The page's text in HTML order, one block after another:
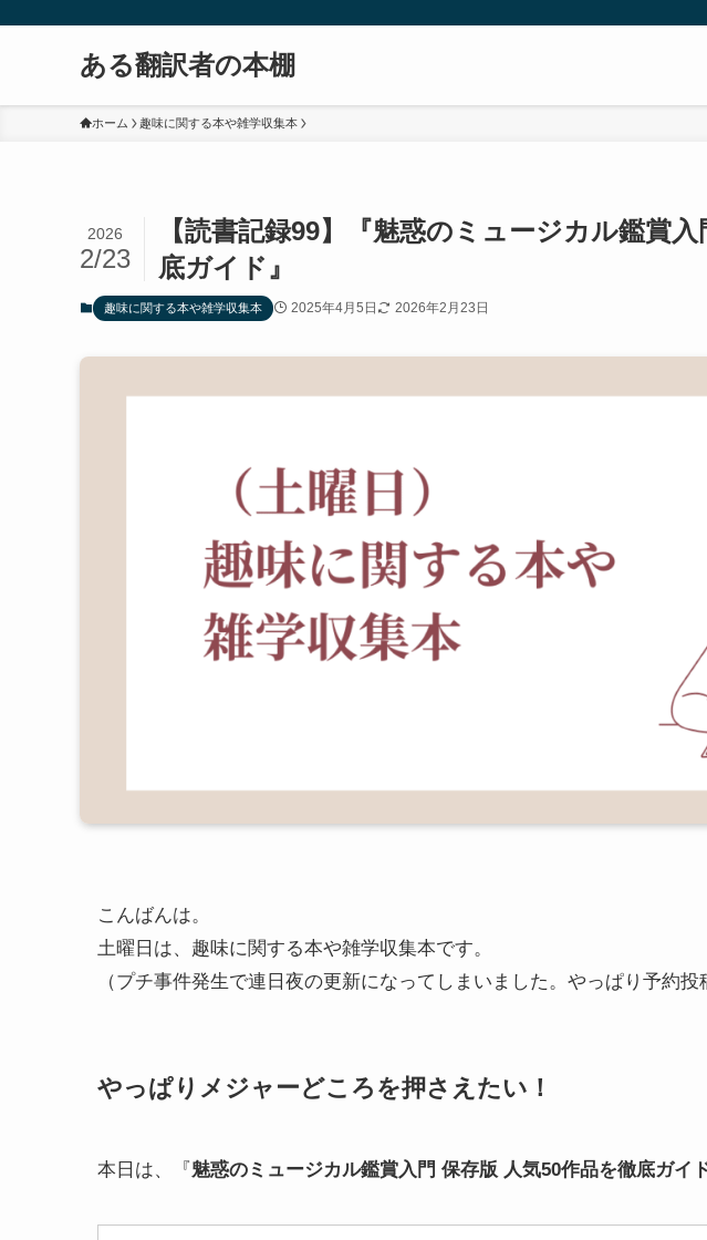
ある翻訳者の本棚
ホーム 趣味に関する本や雑学収集本
【読書記録99】『魅惑のミュージカル鑑賞
底ガイド』
2026
2/23
趣味に関する本や雑学収集本 2025年4月5日 2026年2月23日
こんばんは。
土曜日は、趣味に関する本や雑学収集本です。
（プチ事件発生で連日夜の更新になってしまいました。やっぱり予約投
やっぱりメジャーどころを押さえたい！
本日は、『 魅惑のミュージカル鑑賞入門 保存版 人気50作品を徹底ガイ